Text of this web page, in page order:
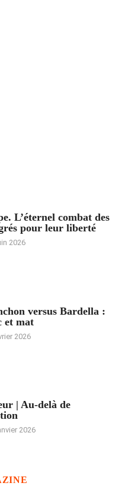
L’éternel combat des
pour leur liberté
2026
versus Bardella :
et mat
2026
| Au-delà de
2026